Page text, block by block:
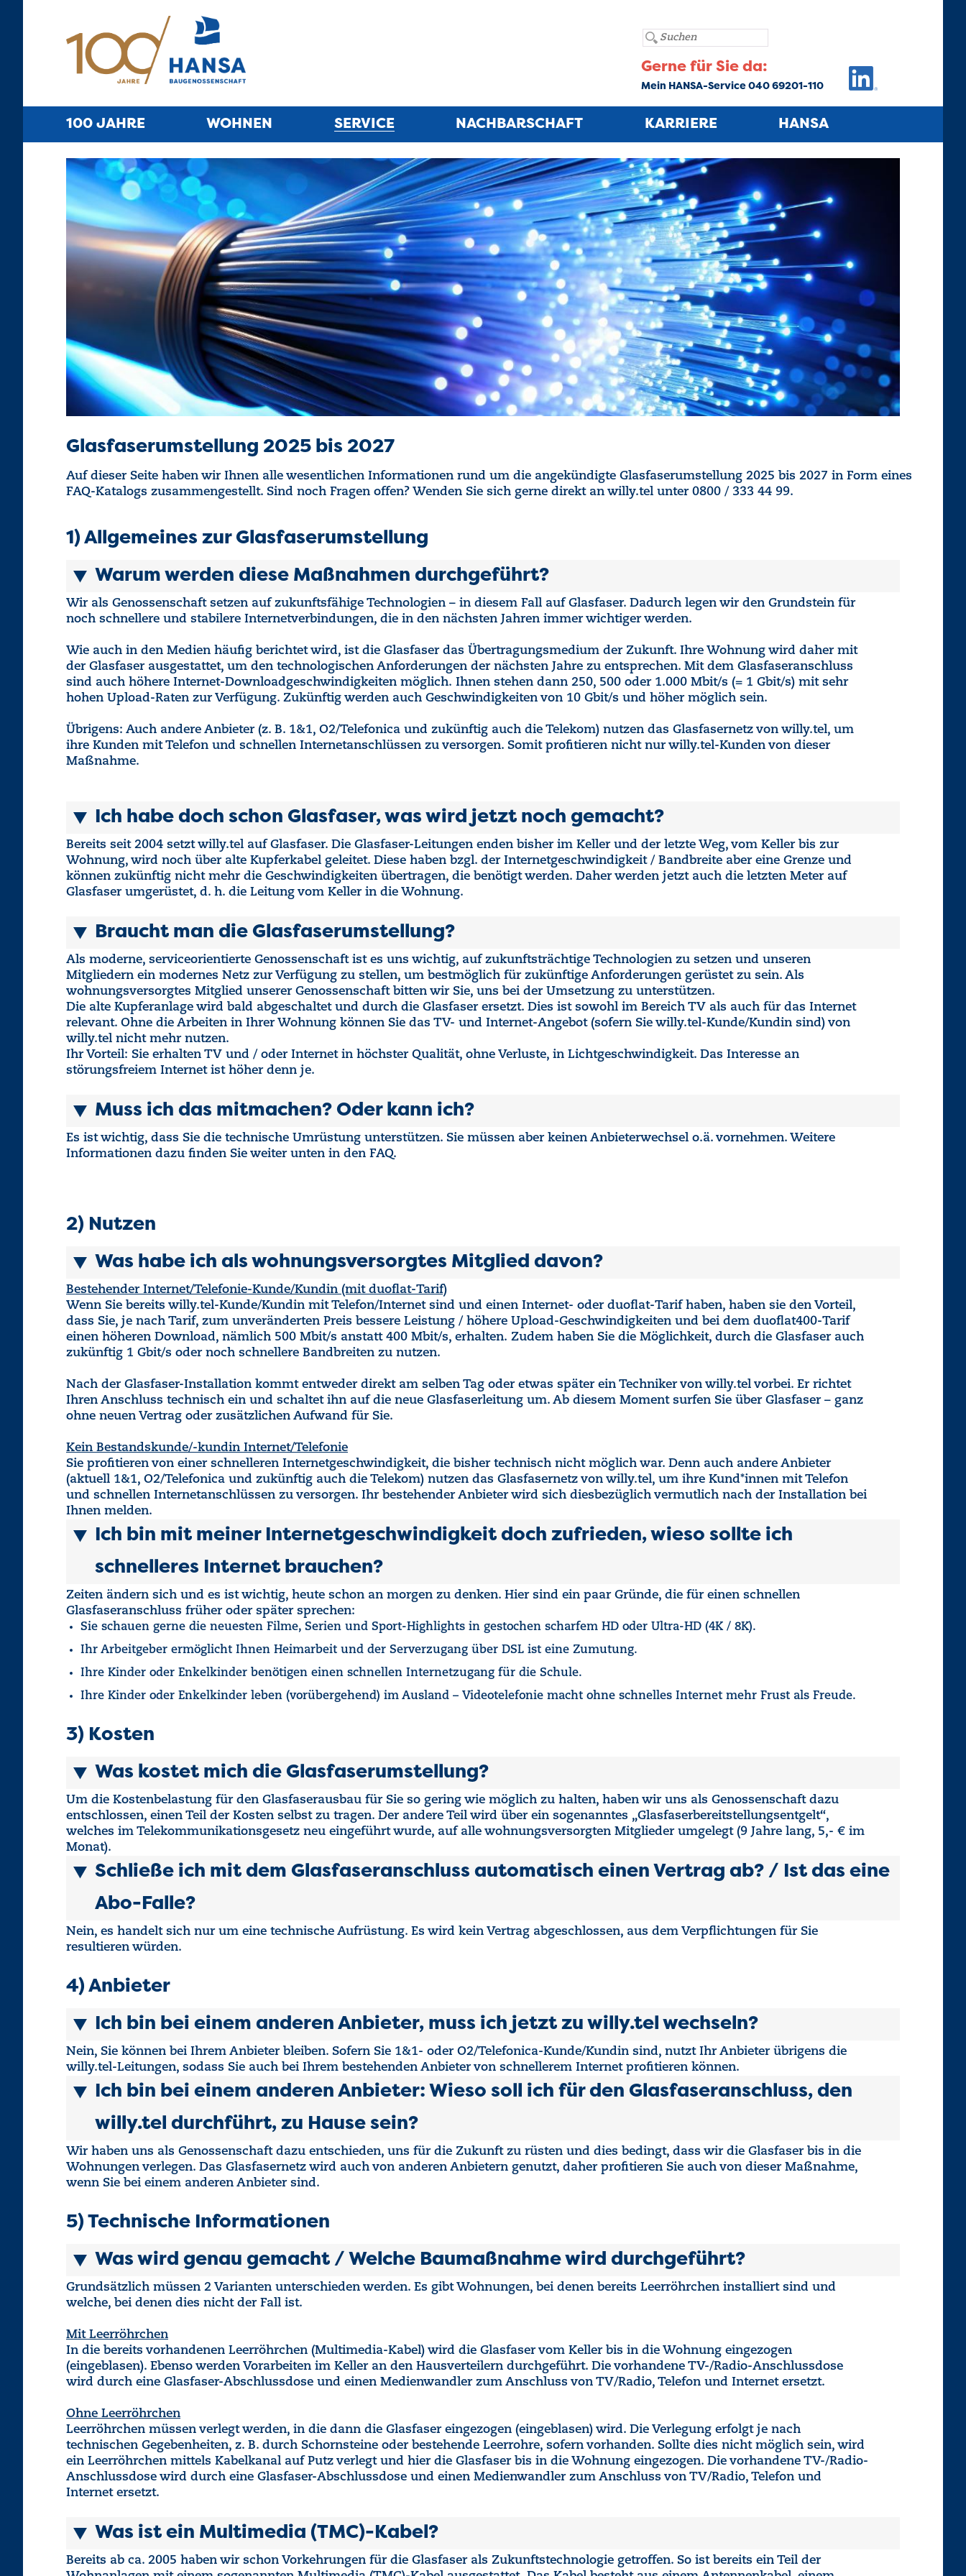
Gerne für Sie da:
Mein HANSA-Service 040 69201-110
100 JAHRE WOHNEN SERVICE NACHBARSCHAFT KARRIERE HANSA
Glasfaserumstellung 2025 bis 2027
Auf dieser Seite haben wir Ihnen alle wesentlichen Informationen rund um die angekündigte Glasfaserumstellung 2025 bis 2027 in Form eines
FAQ-Katalogs zusammengestellt. Sind noch Fragen offen? Wenden Sie sich gerne direkt an willy.tel unter 0800 / 333 44 99.
1) Allgemeines zur Glasfaserumstellung
Warum werden diese Maßnahmen durchgeführt?
Wir als Genossenschaft setzen auf zukunftsfähige Technologien – in diesem Fall auf Glasfaser. Dadurch legen wir den Grundstein für
noch schnellere und stabilere Internetverbindungen, die in den nächsten Jahren immer wichtiger werden.
Wie auch in den Medien häufig berichtet wird, ist die Glasfaser das Übertragungsmedium der Zukunft. Ihre Wohnung wird daher mit
der Glasfaser ausgestattet, um den technologischen Anforderungen der nächsten Jahre zu entsprechen. Mit dem Glasfaseranschluss
sind auch höhere Internet-Downloadgeschwindigkeiten möglich. Ihnen stehen dann 250, 500 oder 1.000 Mbit/s (= 1 Gbit/s) mit sehr
hohen Upload-Raten zur Verfügung. Zukünftig werden auch Geschwindigkeiten von 10 Gbit/s und höher möglich sein.
Übrigens: Auch andere Anbieter (z. B. 1&1, O2/Telefonica und zukünftig auch die Telekom) nutzen das Glasfasernetz von willy.tel, um
ihre Kunden mit Telefon und schnellen Internetanschlüssen zu versorgen. Somit profitieren nicht nur willy.tel-Kunden von dieser
Maßnahme.
Ich habe doch schon Glasfaser, was wird jetzt noch gemacht?
Bereits seit 2004 setzt willy.tel auf Glasfaser. Die Glasfaser-Leitungen enden bisher im Keller und der letzte Weg, vom Keller bis zur
Wohnung, wird noch über alte Kupferkabel geleitet. Diese haben bzgl. der Internetgeschwindigkeit / Bandbreite aber eine Grenze und
können zukünftig nicht mehr die Geschwindigkeiten übertragen, die benötigt werden. Daher werden jetzt auch die letzten Meter auf
Glasfaser umgerüstet, d. h. die Leitung vom Keller in die Wohnung.
Braucht man die Glasfaserumstellung?
Als moderne, serviceorientierte Genossenschaft ist es uns wichtig, auf zukunftsträchtige Technologien zu setzen und unseren
Mitgliedern ein modernes Netz zur Verfügung zu stellen, um bestmöglich für zukünftige Anforderungen gerüstet zu sein. Als
wohnungsversorgtes Mitglied unserer Genossenschaft bitten wir Sie, uns bei der Umsetzung zu unterstützen.
Die alte Kupferanlage wird bald abgeschaltet und durch die Glasfaser ersetzt. Dies ist sowohl im Bereich TV als auch für das Internet
relevant. Ohne die Arbeiten in Ihrer Wohnung können Sie das TV- und Internet-Angebot (sofern Sie willy.tel-Kunde/Kundin sind) von
willy.tel nicht mehr nutzen.
Ihr Vorteil: Sie erhalten TV und / oder Internet in höchster Qualität, ohne Verluste, in Lichtgeschwindigkeit. Das Interesse an
störungsfreiem Internet ist höher denn je.
Muss ich das mitmachen? Oder kann ich?
Es ist wichtig, dass Sie die technische Umrüstung unterstützen. Sie müssen aber keinen Anbieterwechsel o.ä. vornehmen. Weitere
Informationen dazu finden Sie weiter unten in den FAQ.
2) Nutzen
Was habe ich als wohnungsversorgtes Mitglied davon?
Bestehender Internet/Telefonie-Kunde/Kundin (mit duoflat-Tarif)
Wenn Sie bereits willy.tel-Kunde/Kundin mit Telefon/Internet sind und einen Internet- oder duoflat-Tarif haben, haben sie den Vorteil,
dass Sie, je nach Tarif, zum unveränderten Preis bessere Leistung / höhere Upload-Geschwindigkeiten und bei dem duoflat400-Tarif
einen höheren Download, nämlich 500 Mbit/s anstatt 400 Mbit/s, erhalten. Zudem haben Sie die Möglichkeit, durch die Glasfaser auch
zukünftig 1 Gbit/s oder noch schnellere Bandbreiten zu nutzen.
Nach der Glasfaser-Installation kommt entweder direkt am selben Tag oder etwas später ein Techniker von willy.tel vorbei. Er richtet
Ihren Anschluss technisch ein und schaltet ihn auf die neue Glasfaserleitung um. Ab diesem Moment surfen Sie über Glasfaser – ganz
ohne neuen Vertrag oder zusätzlichen Aufwand für Sie.
Kein Bestandskunde/-kundin Internet/Telefonie
Sie profitieren von einer schnelleren Internetgeschwindigkeit, die bisher technisch nicht möglich war. Denn auch andere Anbieter
(aktuell 1&1, O2/Telefonica und zukünftig auch die Telekom) nutzen das Glasfasernetz von willy.tel, um ihre Kund*innen mit Telefon
und schnellen Internetanschlüssen zu versorgen. Ihr bestehender Anbieter wird sich diesbezüglich vermutlich nach der Installation bei
Ihnen melden.
Ich bin mit meiner Internetgeschwindigkeit doch zufrieden, wieso sollte ich
schnelleres Internet brauchen?
Zeiten ändern sich und es ist wichtig, heute schon an morgen zu denken. Hier sind ein paar Gründe, die für einen schnellen
Glasfaseranschluss früher oder später sprechen:
Sie schauen gerne die neuesten Filme, Serien und Sport-Highlights in gestochen scharfem HD oder Ultra-HD (4K / 8K).
Ihr Arbeitgeber ermöglicht Ihnen Heimarbeit und der Serverzugang über DSL ist eine Zumutung.
Ihre Kinder oder Enkelkinder benötigen einen schnellen Internetzugang für die Schule.
Ihre Kinder oder Enkelkinder leben (vorübergehend) im Ausland – Videotelefonie macht ohne schnelles Internet mehr Frust als Freude.
3) Kosten
Was kostet mich die Glasfaserumstellung?
Um die Kostenbelastung für den Glasfaserausbau für Sie so gering wie möglich zu halten, haben wir uns als Genossenschaft dazu
entschlossen, einen Teil der Kosten selbst zu tragen. Der andere Teil wird über ein sogenanntes „Glasfaserbereitstellungsentgelt“,
welches im Telekommunikationsgesetz neu eingeführt wurde, auf alle wohnungsversorgten Mitglieder umgelegt (9 Jahre lang, 5,- € im
Monat).
Schließe ich mit dem Glasfaseranschluss automatisch einen Vertrag ab? / Ist das eine
Abo-Falle?
Nein, es handelt sich nur um eine technische Aufrüstung. Es wird kein Vertrag abgeschlossen, aus dem Verpflichtungen für Sie
resultieren würden.
4) Anbieter
Ich bin bei einem anderen Anbieter, muss ich jetzt zu willy.tel wechseln?
Nein, Sie können bei Ihrem Anbieter bleiben. Sofern Sie 1&1- oder O2/Telefonica-Kunde/Kundin sind, nutzt Ihr Anbieter übrigens die
willy.tel-Leitungen, sodass Sie auch bei Ihrem bestehenden Anbieter von schnellerem Internet profitieren können.
Ich bin bei einem anderen Anbieter: Wieso soll ich für den Glasfaseranschluss, den
willy.tel durchführt, zu Hause sein?
Wir haben uns als Genossenschaft dazu entschieden, uns für die Zukunft zu rüsten und dies bedingt, dass wir die Glasfaser bis in die
Wohnungen verlegen. Das Glasfasernetz wird auch von anderen Anbietern genutzt, daher profitieren Sie auch von dieser Maßnahme,
wenn Sie bei einem anderen Anbieter sind.
5) Technische Informationen
Was wird genau gemacht / Welche Baumaßnahme wird durchgeführt?
Grundsätzlich müssen 2 Varianten unterschieden werden. Es gibt Wohnungen, bei denen bereits Leerröhrchen installiert sind und
welche, bei denen dies nicht der Fall ist.
Mit Leerröhrchen
In die bereits vorhandenen Leerröhrchen (Multimedia-Kabel) wird die Glasfaser vom Keller bis in die Wohnung eingezogen
(eingeblasen). Ebenso werden Vorarbeiten im Keller an den Hausverteilern durchgeführt. Die vorhandene TV-/Radio-Anschlussdose
wird durch eine Glasfaser-Abschlussdose und einen Medienwandler zum Anschluss von TV/Radio, Telefon und Internet ersetzt.
Ohne Leerröhrchen
Leerröhrchen müssen verlegt werden, in die dann die Glasfaser eingezogen (eingeblasen) wird. Die Verlegung erfolgt je nach
technischen Gegebenheiten, z. B. durch Schornsteine oder bestehende Leerrohre, sofern vorhanden. Sollte dies nicht möglich sein, wird
ein Leerröhrchen mittels Kabelkanal auf Putz verlegt und hier die Glasfaser bis in die Wohnung eingezogen. Die vorhandene TV-/Radio-
Anschlussdose wird durch eine Glasfaser-Abschlussdose und einen Medienwandler zum Anschluss von TV/Radio, Telefon und
Internet ersetzt.
Was ist ein Multimedia (TMC)-Kabel?
Bereits ab ca. 2005 haben wir schon Vorkehrungen für die Glasfaser als Zukunftstechnologie getroffen. So ist bereits ein Teil der